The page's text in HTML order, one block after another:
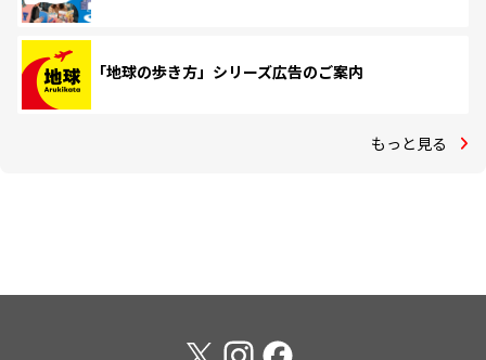
「地球の歩き方」シリーズ広告のご案内
もっと見る